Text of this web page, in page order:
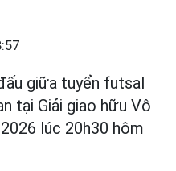
giữa tuyển futsal
tại Giải giao hữu Vô
lúc 20h30 hôm